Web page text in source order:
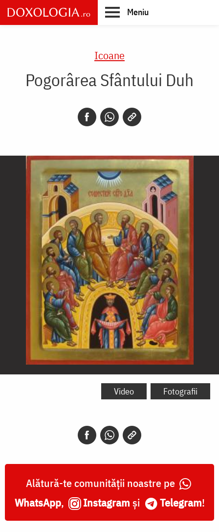
Skip
to
main
Meniu
Icoane
Pogorârea Sfântului Duh
Pogorârea
Video Fotografii
Alătură-te comunității noastre pe
WhatsApp, Instagram și Telegram!